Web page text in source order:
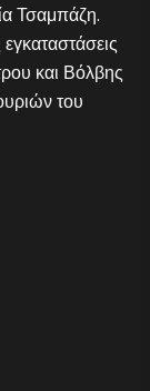
Τσαμπάζη.
εγκαταστάσεις
και Βόλβης
του